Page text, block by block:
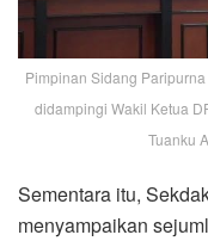
Pimpinan Sidang
didampingi Wakil Ketua
Tuanku
Sementara itu,
menyampaikan